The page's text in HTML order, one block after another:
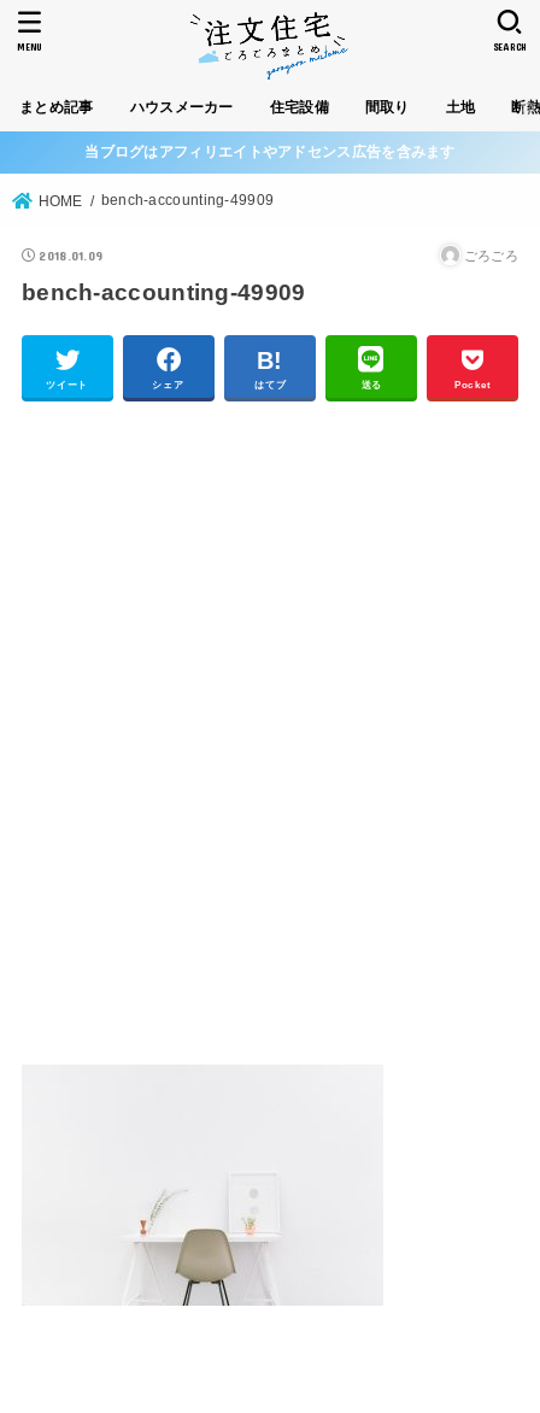
まとめ記事 ハウスメーカー 住宅設備 間取り 土地 断
SEARCH
MENU
当ブログはアフィリエイトやアドセンス広告を含みます
HOME bench-accounting-49909
2018.01.09 ごろごろ
bench-accounting-49909
ツイート シェア はてブ 送る Pocket